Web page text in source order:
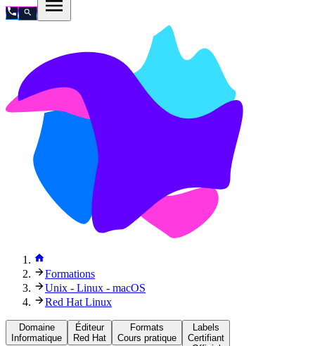
Formations
Unix - Linux - macOS
Red Hat Linux
Domaine
Informatique
Éditeur
Red Hat
Formats
Cours pratique
Labels
Certifiant